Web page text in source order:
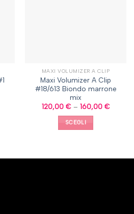
MAXI VOLUMIZER A CLIP
Maxi Volumizer A Clip
#18/613 Biondo marrone
mix
120,00 €– 160,00 €
SCEGLI